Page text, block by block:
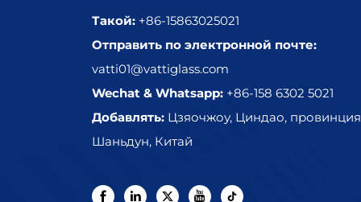
Такой: +86-15863025021
Отправить по электронной почте:
vatti01@vattiglass.com
Wechat & Whatsapp: +86-158 6302 5021
Добавлять: Цзяочжоу, Циндао, провинция
Шаньдун, Китай